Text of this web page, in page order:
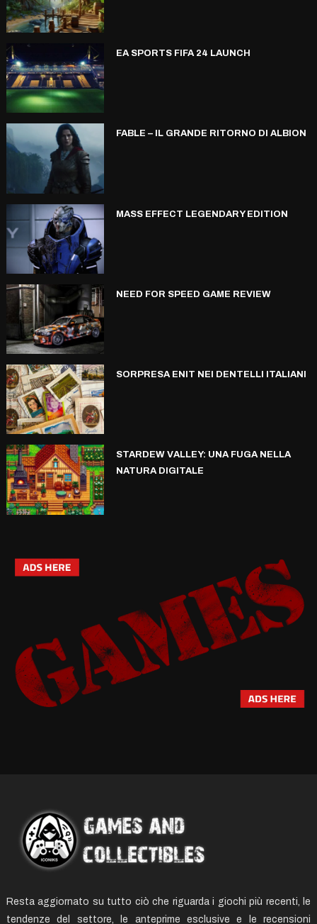
EA SPORTS FIFA 24 LAUNCH
FABLE – IL GRANDE RITORNO DI ALBION
MASS EFFECT LEGENDARY EDITION
NEED FOR SPEED GAME REVIEW
SORPRESA ENIT NEI DENTELLI ITALIANI
STARDEW VALLEY: UNA FUGA NELLA
NATURA DIGITALE
Resta aggiornato su tutto ciò che riguarda i giochi più recenti, le
tendenze del settore, le anteprime esclusive e le recensioni